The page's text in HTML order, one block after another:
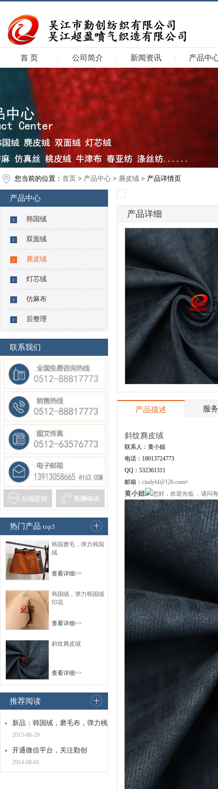
首 页 公司简介 新闻资讯 产品中
您当前的位置： 首页 > 产品中心 > 麂皮绒 > 产品详情页
产品中心
韩国绒
双面绒
麂皮绒
灯芯绒
仿麻布
后整理
联系我们
热门产品 top3
韩国磨毛，弹力韩国
绒
查看详细>>
韩国绒，弹力韩国绒
印花
查看详细>>
斜纹麂皮绒
查看详细>>
推荐阅读
新品：韩国绒，磨毛布，弹力桃
2015-08-29
开通微信平台，关注勤创
2014-08-01
产品详细
产品描述 服
斜纹麂皮绒
联系人：黄小姐
电话：18013724773
QQ：532361311
邮箱： cindyhf@126.com>
黄小姐